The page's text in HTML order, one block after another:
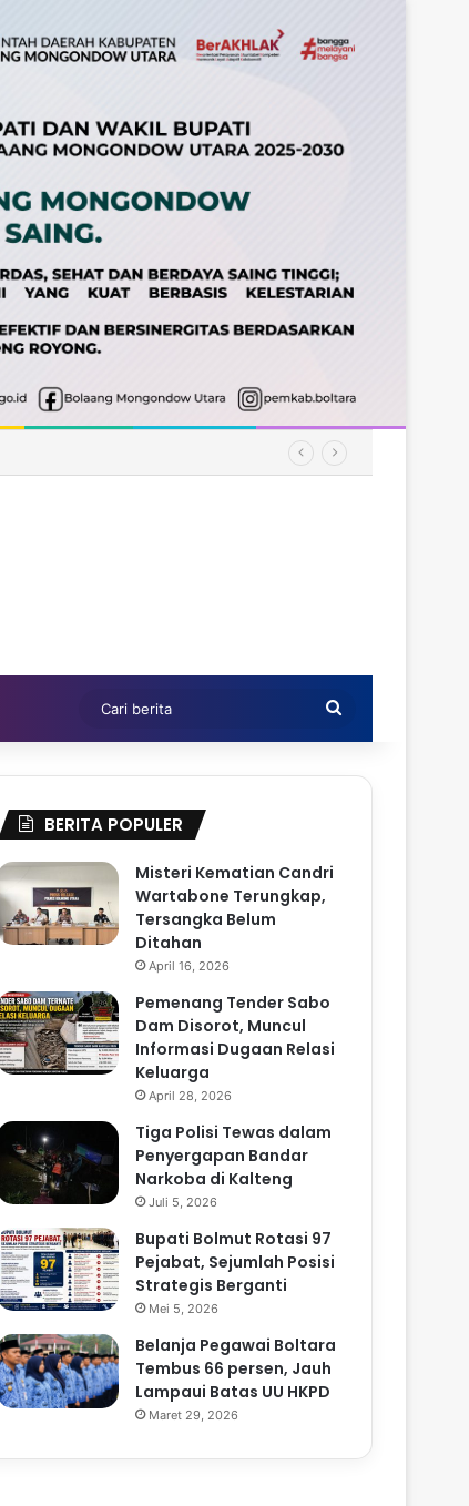
berita
BERITA POPULER
Misteri Kematian Candri
Wartabone Terungkap,
Tersangka Belum
Ditahan
April 16, 2026
Pemenang Tender Sabo
Dam Disorot, Muncul
Informasi Dugaan Relasi
Keluarga
April 28, 2026
Tiga Polisi Tewas dalam
Penyergapan Bandar
Narkoba di Kalteng
Juli 5, 2026
Bupati Bolmut Rotasi 97
Pejabat, Sejumlah Posisi
Strategis Berganti
Mei 5, 2026
Belanja Pegawai Boltara
Tembus 66 persen, Jauh
Lampaui Batas UU HKPD
Maret 29, 2026